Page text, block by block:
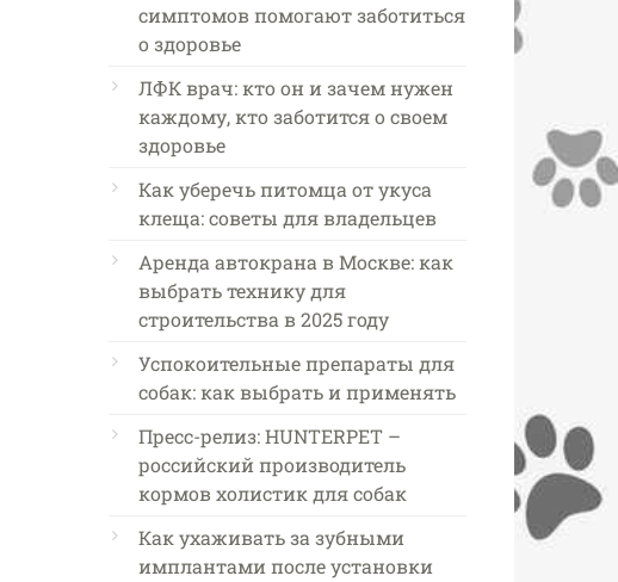
симптомов помогают заботиться
о здоровье
ЛФК врач: кто он и зачем нужен
каждому, кто заботится о своем
здоровье
Как уберечь питомца от укуса
клеща: советы для владельцев
Аренда автокрана в Москве: как
выбрать технику для
строительства в 2025 году
Успокоительные препараты для
собак: как выбрать и применять
Пресс-релиз: HUNTERPET –
российский производитель
кормов холистик для собак
Как ухаживать за зубными
имплантами после установки